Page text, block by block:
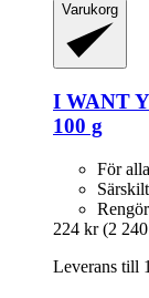
Varukorg
I WANT
100 g
För
224 kr (2
Leverans till